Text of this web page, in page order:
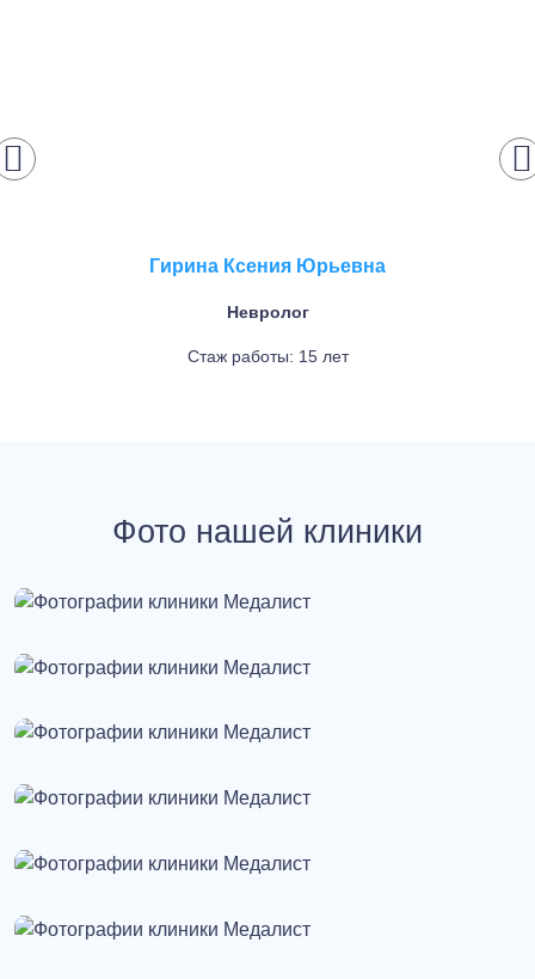
Гирина Ксения Юрьевна
Невролог
Стаж работы: 15 лет
Фото нашей клиники